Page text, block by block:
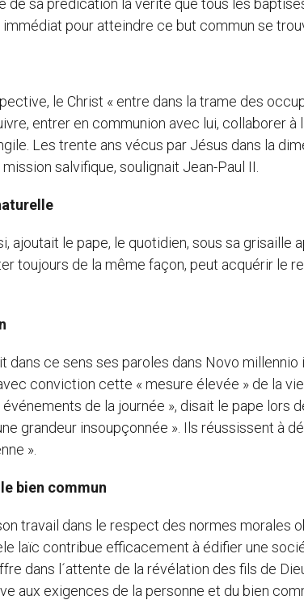
de sa prédication la vérité que tous les
immédiat pour atteindre ce but commun se
le Christ « entre dans la trame des
entrer en communion avec lui, collaborer
Les trente ans vécus par Jésus dans la
salvifique, soulignait Jean-Paul II.
ajoutait le pape, le quotidien, sous sa
toujours de la même façon, peut acquérir le
dans ce sens ses paroles dans Novo millennio
conviction cette « mesure élevée » de la
de la journée », disait le pape lors
grandeur insoupçonnée ». Ils réussissent à
».
bien commun
travail dans le respect des normes
laïc contribue efficacement à édifier une
dans l´attente de la révélation des fils de
aux exigences de la personne et du bien